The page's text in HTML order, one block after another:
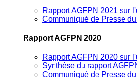
Rapport AGFPN 2021 sur
Communiqué de Presse
Rapport AGFPN 2020
Rapport AGFPN 2020 sur
Synthèse du rapport
Communiqué de Presse